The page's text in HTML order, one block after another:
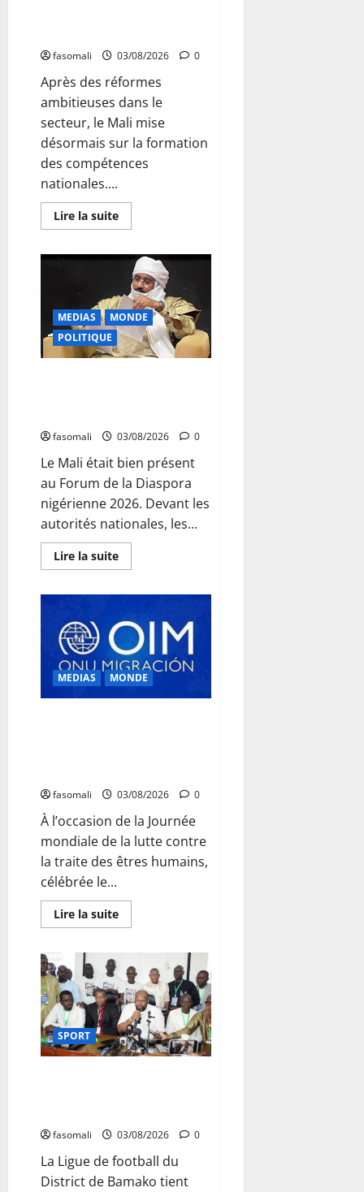
fasomali 03/08/2026 0
Après des réformes
ambitieuses dans le
secteur, le Mali mise
désormais sur la formation
des compétences
nationales....
Lire la suiteEn
savoir
Secteur
minier :
vision
futuriste
du
Général
d’Armée
Assimi
Goïta
MEDIAS
MONDE
POLITIQUE
fasomali 03/08/2026 0
Le Mali était bien présent
au Forum de la Diaspora
nigérienne 2026. Devant les
autorités nationales, les...
Lire la suiteEn
savoir
Le
Mali
exporte
son
modèle
de
de
MEDIAS MONDE
fasomali 03/08/2026 0
À l’occasion de la Journée
mondiale de la lutte contre
la traite des êtres humains,
célébrée le...
Lire la suiteEn
savoir
des
personnes
:
l’OIM
alerte
sur
l’essor
des
arnaques
l’Ouest
et
Centre
SPORT
fasomali 03/08/2026 0
La Ligue de football du
District de Bamako tient